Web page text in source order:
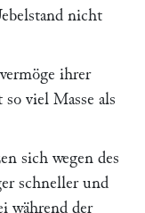
nicht
ihrer
viel Masse als
sich wegen des
schneller und
während der